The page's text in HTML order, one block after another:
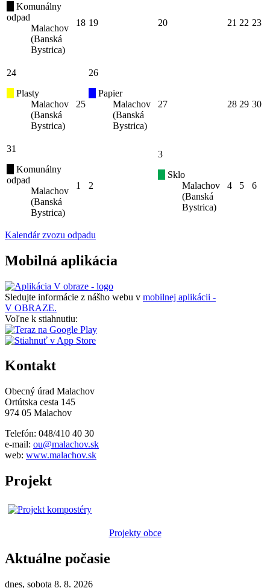
Komunálny
odpad
Malachov
(Banská
Bystrica)
18 19 20 21 22 23
24
Plasty
Malachov
(Banská
Bystrica)
25
26
Papier
Malachov
(Banská
Bystrica)
27 28 29 30
31
Komunálny
odpad
Malachov
(Banská
Bystrica)
1 2
3
Sklo
Malachov
(Banská
Bystrica)
4 5 6
Kalendár zvozu odpadu
Mobilná aplikácia
Sledujte informácie z nášho webu v mobilnej aplikácii -
V OBRAZE.
Voľne k stiahnutiu:
Kontakt
Obecný úrad Malachov
Ortútska cesta 145
974 05 Malachov
Telefón: 048/410 40 30
e-mail: ou@malachov.sk
web: www.malachov.sk
Projekt
Projekty obce
Aktuálne počasie
dnes, sobota 8. 8. 2026